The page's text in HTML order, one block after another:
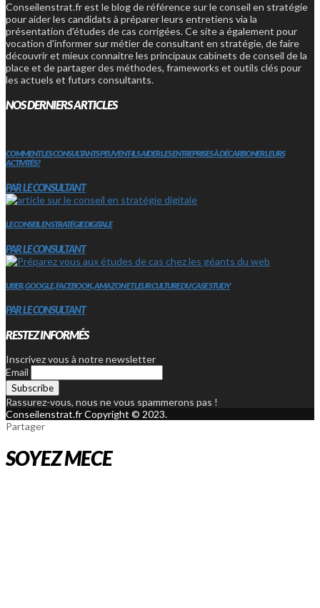
Conseilenstrat.fr est le blog de référence sur le conseil en stratégie
pour aider les candidats à préparer leurs entretiens via la
présentation d'études de cas corrigées. Ce site a également pour
vocation d'informer sur métier de consultant en stratégie, de faire
découvrir et mieux connaitre les principaux cabinets de conseil de la
place et de partager des méthodes, frameworks et outils clés pour
les actuels et futurs consultants.
NOS DERNIERS ARTICLES
COMMENT LES CONSULTANTS PEUVENT-ILS AIDER LES ENTREPRISES À DÉCARBONER LEURS
ACTIVITÉS?
PAR LE CONSULTANT
LE CONSEIL EN STRATÉGIE DIGITALE
PAR LE CONSULTANT
UBER, GOOGLE, FACEBOOK, AMAZON ET LEUR CULTURE DU CASE STUDY
PAR LE CONSULTANT
RESTEZ INFORMÉS
Inscrivez vous à notre newsletter
Email
Rassurez-vous, nous ne vous spammerons pas !
Conseilenstrat.fr Copyright © 2023.
Partager
SOYEZ MECE